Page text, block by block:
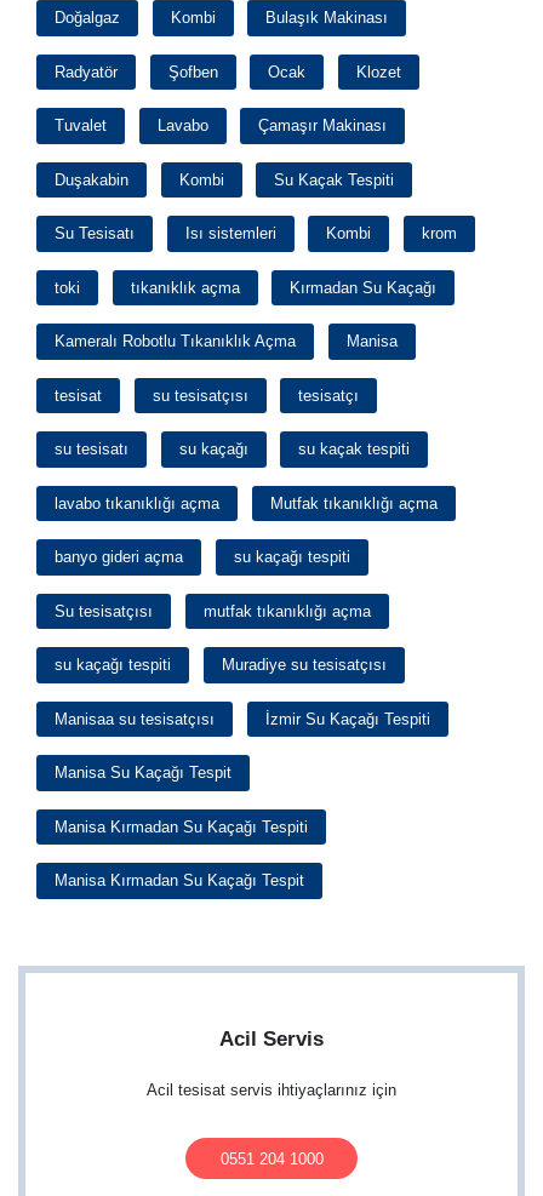
Doğalgaz Kombi Bulaşık Makinası
Radyatör Şofben Ocak Klozet
Tuvalet Lavabo Çamaşır Makinası
Duşakabin Kombi Su Kaçak Tespiti
Su Tesisatı Isı sistemleri Kombi krom
toki tıkanıklık açma Kırmadan Su Kaçağı
Kameralı Robotlu Tıkanıklık Açma Manisa
tesisat su tesisatçısı tesisatçı
su tesisatı su kaçağı su kaçak tespiti
lavabo tıkanıklığı açma Mutfak tıkanıklığı açma
banyo gideri açma su kaçağı tespiti
Su tesisatçısı mutfak tıkanıklığı açma
su kaçağı tespiti Muradiye su tesisatçısı
Manisaa su tesisatçısı İzmir Su Kaçağı Tespiti
Manisa Su Kaçağı Tespit
Manisa Kırmadan Su Kaçağı Tespiti
Manisa Kırmadan Su Kaçağı Tespit
Acil Servis
Acil tesisat servis ihtiyaçlarınız için
0551 204 1000